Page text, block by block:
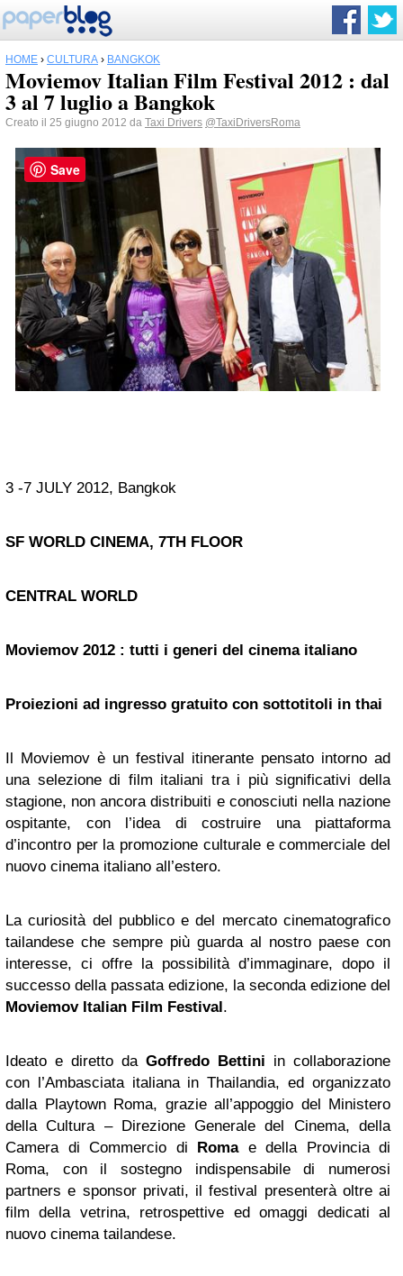
HOME › CULTURA › BANGKOK
Moviemov Italian Film Festival 2012 : dal
3 al 7 luglio a Bangkok
Creato il 25 giugno 2012 da Taxi Drivers @TaxiDriversRoma
3 -7 JULY 2012, Bangkok
SF WORLD CINEMA, 7TH FLOOR
CENTRAL WORLD
Moviemov 2012 : tutti i generi del cinema italiano
Proiezioni ad ingresso gratuito con sottotitoli in thai
Il Moviemov è un festival itinerante pensato intorno ad
una selezione di film italiani tra i più significativi della
stagione, non ancora distribuiti e conosciuti nella nazione
ospitante, con l’idea di costruire una piattaforma
d’incontro per la promozione culturale e commerciale del
nuovo cinema italiano all’estero.
La curiosità del pubblico e del mercato cinematografico
tailandese che sempre più guarda al nostro paese con
interesse, ci offre la possibilità d’immaginare, dopo il
successo della passata edizione, la seconda edizione del
Moviemov Italian Film Festival .
Ideato e diretto da Goffredo Bettini in collaborazione
con l’Ambasciata italiana in Thailandia, ed organizzato
dalla Playtown Roma, grazie all’appoggio del Ministero
della Cultura – Direzione Generale del Cinema, della
Camera di Commercio di
Romae della Provincia di
Roma, con il sostegno indispensabile di numerosi
partners e sponsor privati, il festival presenterà oltre ai
film della vetrina, retrospettive ed omaggi dedicati al
nuovo cinema tailandese.
Save